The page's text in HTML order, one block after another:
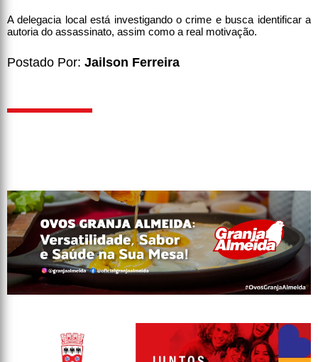
A delegacia local está investigando o crime e busca identificar a
autoria do assassinato, assim como a real motivação.
Postado Por: Jailson Ferreira